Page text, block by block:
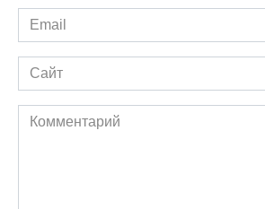
Email
*
Сайт
Комментарий